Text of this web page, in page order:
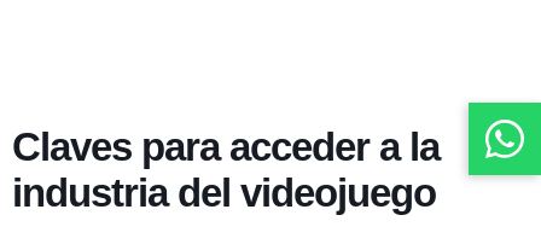
Claves para acceder a la
industria del videojuego